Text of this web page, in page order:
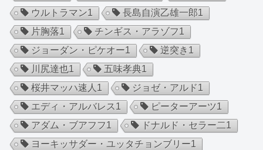
ウルトラマン1 長島自演乙雄一郎1
片胸落1 チンギス・アラゾフ1
ジョーダン・ピケオー1 逆突き 1
川尻達也1 五味孝典1
桜井マッハ速人 1 ジョゼ・アルド1
エディ・アルバレス1 ピーターアーツ1
アダム・ブアフフ1 ドナルド・セラー二1
ヨーキッサダー・ユッタチョンブリー1